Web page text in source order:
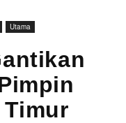
Utama